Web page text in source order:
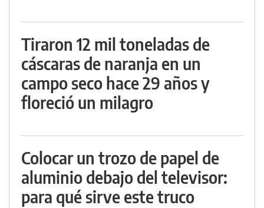
Tiraron 12 mil toneladas de
cáscaras de naranja en un
campo seco hace 29 años y
floreció un milagro
Colocar un trozo de papel de
aluminio debajo del televisor:
para qué sirve este truco